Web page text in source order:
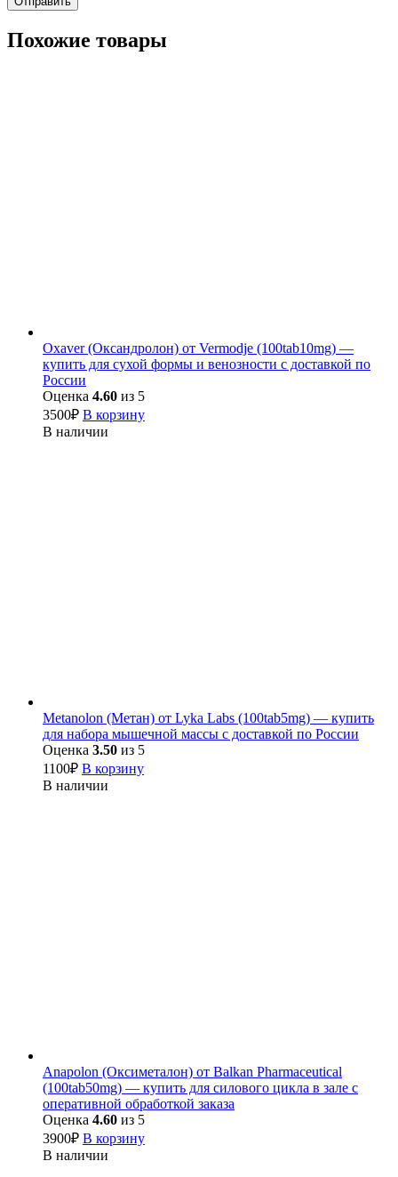
Похожие товары
Oxaver (Оксандролон) от Vermodje (100tab10mg) —
купить для сухой формы и венозности с доставкой по
России
Оценка 4.60 из 5
3500₽ В корзину
В наличии
Metanolon (Метан) от Lyka Labs (100tab5mg) — купить
для набора мышечной массы с доставкой по России
Оценка 3.50 из 5
1100₽ В корзину
В наличии
Anapolon (Оксиметалон) от Balkan Pharmaceutical
(100tab50mg) — купить для силового цикла в зале с
оперативной обработкой заказа
Оценка 4.60 из 5
3900₽ В корзину
В наличии